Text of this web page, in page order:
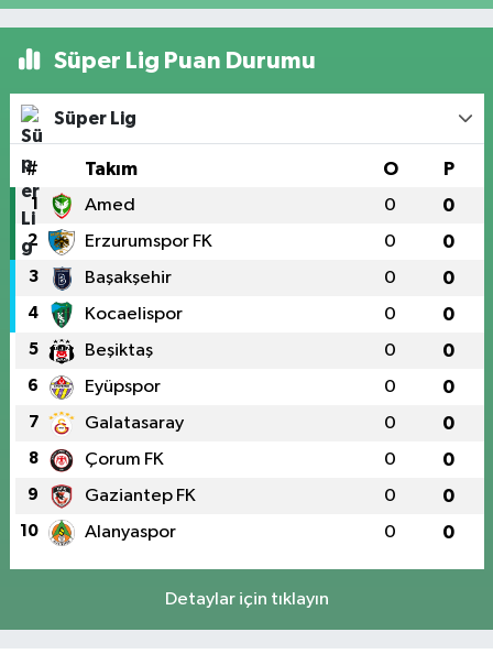
Süper Lig Puan Durumu
Süper Lig
# Takım O P
1 Amed 0 0
2 Erzurumspor FK 0 0
3 Başakşehir 0 0
4 Kocaelispor 0 0
5 Beşiktaş 0 0
6 Eyüpspor 0 0
7 Galatasaray 0 0
8 Çorum FK 0 0
9 Gaziantep FK 0 0
10 Alanyaspor 0 0
Detaylar için tıklayın